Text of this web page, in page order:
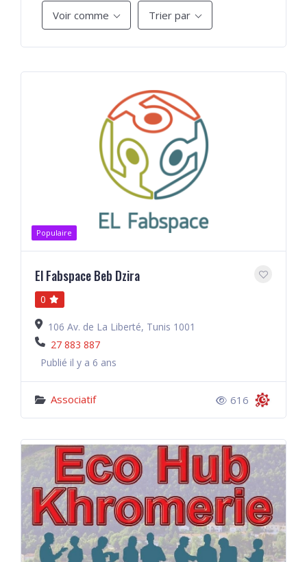
Voir comme Trier par
Populaire
El Fabspace Beb Dzira
0
106 Av. de La Liberté, Tunis 1001
27 883 887
Publié il y a 6 ans
Associatif 616